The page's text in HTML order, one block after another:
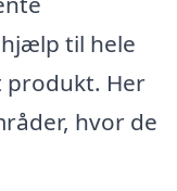
til hele
Her
hvor de